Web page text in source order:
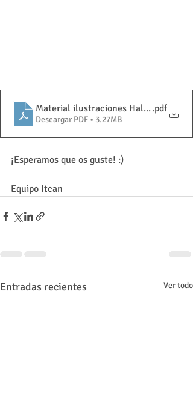
Material ilustraciones Halloween CIP
.pdf
Descargar PDF • 3.27MB
¡Esperamos que os guste! :)
Equipo Itcan
Entradas recientes Ver todo